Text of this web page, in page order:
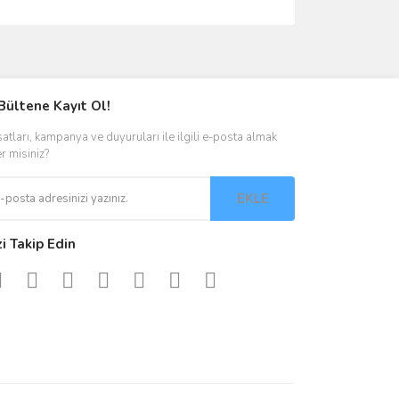
Kayıt Ol!
kampanya ve duyuruları ile ilgili e-posta almak
misiniz?
EKLE
Takip Edin